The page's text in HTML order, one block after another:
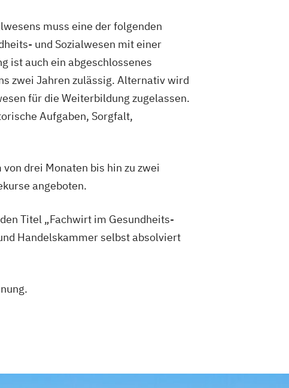
muss eine der folgenden
und Sozialwesen mit einer
ist auch ein abgeschlossenes
zwei Jahren zulässig. Alternativ wird
für die Weiterbildung zugelassen.
Aufgaben, Sorgfalt,
drei Monaten bis hin zu zwei
angeboten.
Titel „Fachwirt im Gesundheits-
Handelskammer selbst absolviert